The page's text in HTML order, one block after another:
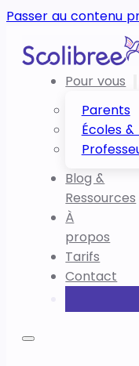
Passer au contenu
Pour vous
Parents
Écoles
Blog &
Ressources
À
propos
Tarifs
Contact